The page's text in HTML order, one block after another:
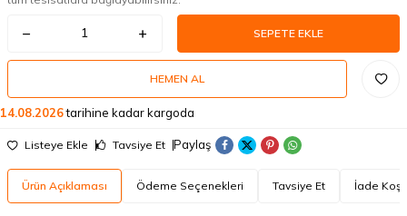
SEPETE EKLE
HEMEN AL
14.08.2026tarihine kadar kargoda
Listeye Ekle Tavsiye Et Paylaş
Ürün Açıklaması Ödeme Seçenekleri Tavsiye Et İade